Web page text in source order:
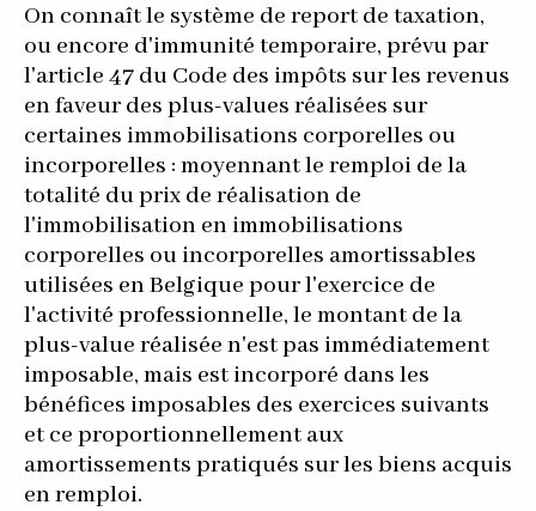
On connaît le système de report de taxation,
ou encore d'immunité temporaire, prévu par
l'article 47 du Code des impôts sur les revenus
en faveur des plus-values réalisées sur
certaines immobilisations corporelles ou
incorporelles : moyennant le remploi de la
totalité du prix de réalisation de
l'immobilisation en immobilisations
corporelles ou incorporelles amortissables
utilisées en Belgique pour l'exercice de
l'activité professionnelle, le montant de la
plus-value réalisée n'est pas immédiatement
imposable, mais est incorporé dans les
bénéfices imposables des exercices suivants
et ce proportionnellement aux
amortissements pratiqués sur les biens acquis
en remploi.